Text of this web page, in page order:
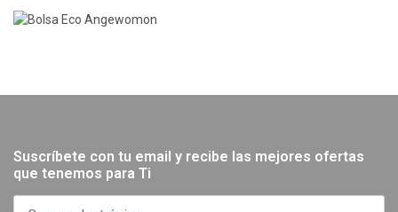
Suscríbete con tu email y recibe las mejores ofertas
que tenemos para Ti